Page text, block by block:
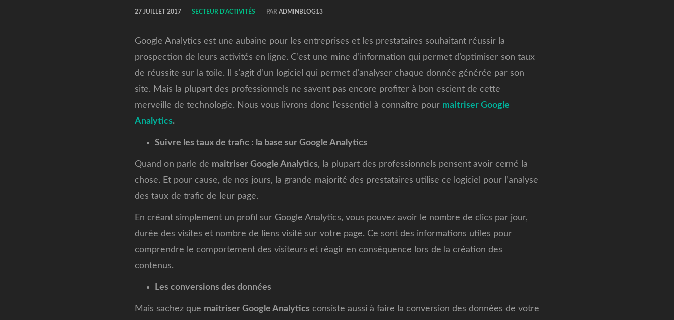
27 JUILLET 2017 SECTEUR D'ACTIVITÉS PAR ADMINBLOG13
Google Analytics est une aubaine pour les entreprises et les prestataires souhaitant réussir la
prospection de leurs activités en ligne. C’est une mine d’information qui permet d’optimiser son taux
de réussite sur la toile. Il s’agit d’un logiciel qui permet d’analyser chaque donnée générée par son
site. Mais la plupart des professionnels ne savent pas encore profiter à bon escient de cette
merveille de technologie. Nous vous livrons donc l’essentiel à connaître pour maitriser Google
Analytics.
Suivre les taux de trafic : la base sur Google Analytics
Quand on parle de maitriser Google Analytics, la plupart des professionnels pensent avoir cerné la
chose. Et pour cause, de nos jours, la grande majorité des prestataires utilise ce logiciel pour l’analyse
des taux de trafic de leur page.
En créant simplement un profil sur Google Analytics, vous pouvez avoir le nombre de clics par jour,
durée des visites et nombre de liens visité sur votre page. Ce sont des informations utiles pour
comprendre le comportement des visiteurs et réagir en conséquence lors de la création des
contenus.
Les conversions des données
Mais sachez que maitriser Google Analyticsconsiste aussi à faire la conversion des données de votre